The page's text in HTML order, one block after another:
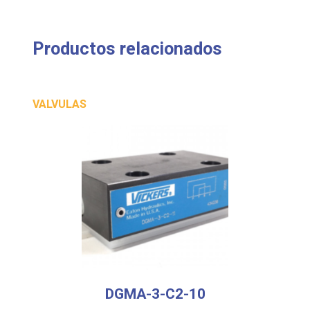
Productos relacionados
VALVULAS
DGMA-3-C2-10